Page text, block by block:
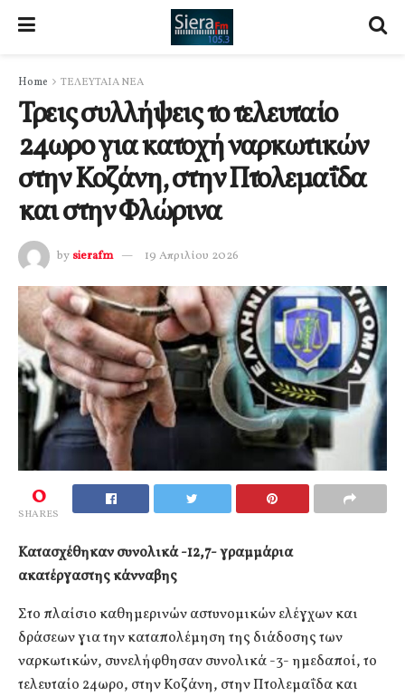
Home ΤΕΛΕΥΤΑΙΑ ΝΕΑ
Τρεις συλλήψεις το τελευταίο
24ωρο για κατοχή ναρκωτικών
στην Κοζάνη, στην Πτολεμαΐδα
και στην Φλώρινα
by sierafm 19 Απριλίου 2026
0
SHARES
Κατασχέθηκαν συνολικά -12,7- γραμμάρια
ακατέργαστης κάνναβης
Στο πλαίσιο καθημερινών αστυνομικών ελέγχων και
δράσεων για την καταπολέμηση της διάδοσης των
ναρκωτικών, συνελήφθησαν συνολικά -3- ημεδαποί, το
τελευταίο 24ωρο, στην Κοζάνη, στην Πτολεμαΐδα και